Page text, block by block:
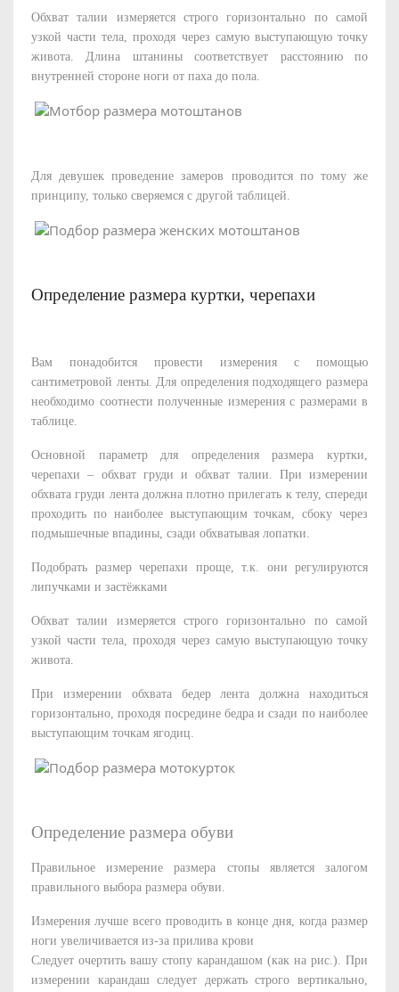
Обхват талии измеряется строго горизонтально по самой
узкой части тела, проходя через самую выступающую точку
живота. Длина штанины соответствует расстоянию по
внутренней стороне ноги от паха до пола.
Для девушек проведение замеров проводится по тому же
принципу, только сверяемся с другой таблицей.
Определение размера куртки, черепахи
Вам понадобится провести измерения с помощью
сантиметровой ленты. Для определения подходящего размера
необходимо соотнести полученные измерения с размерами в
таблице.
Основной параметр для определения размера куртки,
черепахи – обхват груди и обхват талии. При измерении
обхвата груди лента должна плотно прилегать к телу, спереди
проходить по наиболее выступающим точкам, сбоку через
подмышечные впадины, сзади обхватывая лопатки.
Подобрать размер черепахи проще, т.к. они регулируются
липучками и застёжками
Обхват талии измеряется строго горизонтально по самой
узкой части тела, проходя через самую выступающую точку
живота.
При измерении обхвата бедер лента должна находиться
горизонтально, проходя посредине бедра и сзади по наиболее
выступающим точкам ягодиц.
Определение размера обуви
Правильное измерение размера стопы является залогом
правильного выбора размера обуви.
Измерения лучше всего проводить в конце дня, когда размер
ноги увеличивается из-за прилива крови
Следует очертить вашу стопу карандашом (как на рис.). При
измерении карандаш следует держать строго вертикально,